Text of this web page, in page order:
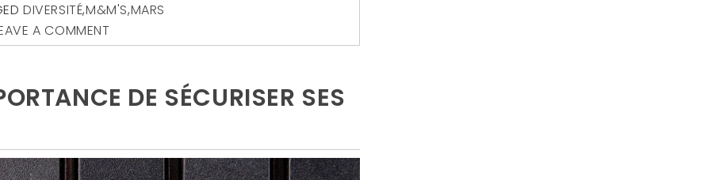
DIVERSITÉ,M&M'S,MARS
A COMMENT
DE SÉCURISER SES